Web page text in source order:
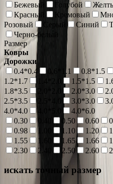
Бежевый
Голубой
Красный
Кремовый
Розовый
Серый Синий
Черно-белый
Размер
Ковры
Дорожки
0.4*0.4
0.6*1.1 0.8*1.5
1.2*1.7
1.4*2.0 1.5*1.5
1.8*3.5
2.0*3.0
2.5*3.5
3.0*3.0
4.0*4.0
4.0*6.0
0.30
0.40 0.50 0.60
0.98
1.10 1.20
1.55
1.60 1.65 1.66
2.30
2.40 2.50 2.60
искать точный размер